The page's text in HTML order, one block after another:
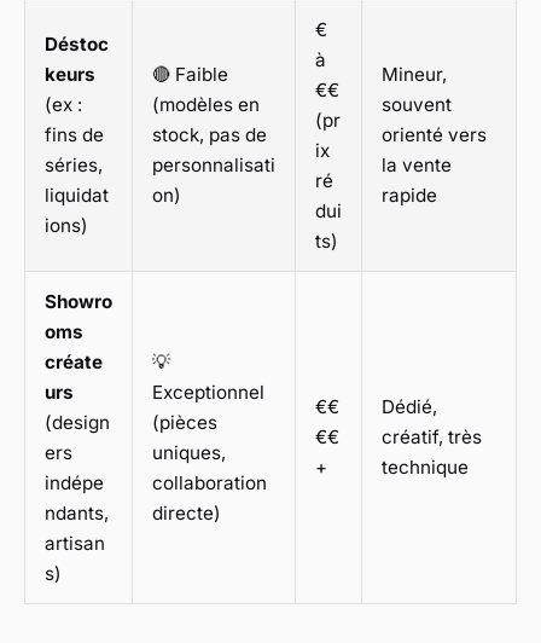
Déstoc
keurs
(ex :
fins de
séries,
liquidat
ions)
🔴 Faible
(modèles en
stock, pas de
personnalisati
on)
€
à
€€
(pr
ix
ré
dui
ts)
Mineur,
souvent
orienté vers
la vente
rapide
Showro
oms
créate
urs
(design
ers
indépe
ndants,
artisan
s)
💡
Exceptionnel
(pièces
uniques,
collaboration
directe)
€€
€€
+
Dédié,
créatif, très
technique